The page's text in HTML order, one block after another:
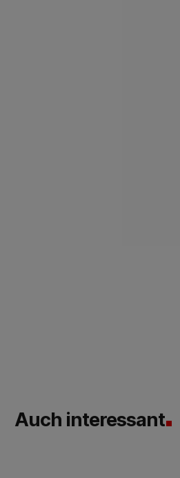
Auch interessant